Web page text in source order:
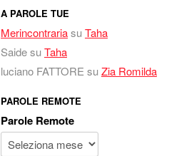
A PAROLE TUE
MerincontrariasuTaha
SaidesuTaha
luciano FATTORE suZia Romilda
PAROLE REMOTE
Parole Remote